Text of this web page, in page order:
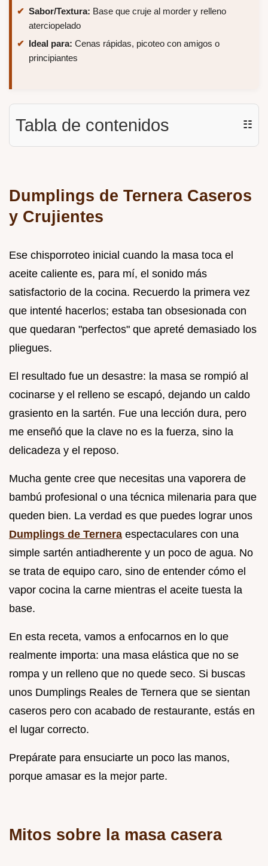
Sabor/Textura: Base que cruje al morder y relleno
aterciopelado
Ideal para: Cenas rápidas, picoteo con amigos o
principiantes
Tabla de contenidos ☷
Dumplings de Ternera Caseros
y Crujientes
Ese chisporroteo inicial cuando la masa toca el
aceite caliente es, para mí, el sonido más
satisfactorio de la cocina. Recuerdo la primera vez
que intenté hacerlos; estaba tan obsesionada con
que quedaran "perfectos" que apreté demasiado los
pliegues.
El resultado fue un desastre: la masa se rompió al
cocinarse y el relleno se escapó, dejando un caldo
grasiento en la sartén. Fue una lección dura, pero
me enseñó que la clave no es la fuerza, sino la
delicadeza y el reposo.
Mucha gente cree que necesitas una vaporera de
bambú profesional o una técnica milenaria para que
queden bien. La verdad es que puedes lograr unos
Dumplings de Ternera espectaculares con una
simple sartén antiadherente y un poco de agua. No
se trata de equipo caro, sino de entender cómo el
vapor cocina la carne mientras el aceite tuesta la
base.
En esta receta, vamos a enfocarnos en lo que
realmente importa: una masa elástica que no se
rompa y un relleno que no quede seco. Si buscas
unos Dumplings Reales de Ternera que se sientan
caseros pero con acabado de restaurante, estás en
el lugar correcto.
Prepárate para ensuciarte un poco las manos,
porque amasar es la mejor parte.
Mitos sobre la masa casera